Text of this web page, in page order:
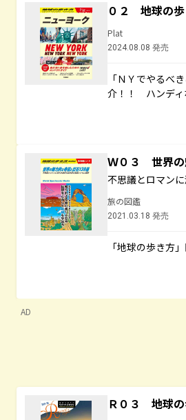
０２ 地球の
Plat
2024.08.08 発売
「ＮＹでやるべ
介！！ ハンディ
Ｗ０３ 世界の
不思議とロマン
旅の図鑑
2021.03.18 発売
「地球の歩き方
AD
Ｒ０３ 地球